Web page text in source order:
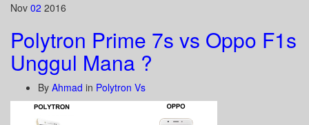
Nov 02 2016
Polytron Prime 7s vs Oppo F1s
Unggul Mana ?
By Ahmad in Polytron Vs